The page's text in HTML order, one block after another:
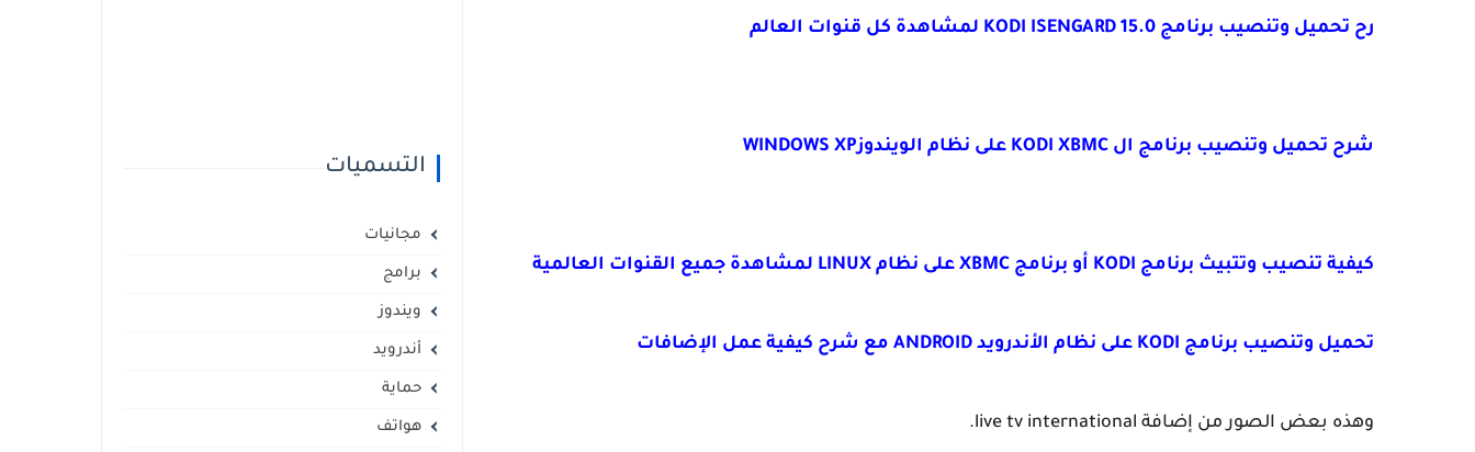
رح تحميل وتنصيب برنامج KODI ISENGARD 15.0 لمشاهدة كل قنوات العالم
شرح تحميل وتنصيب برنامج ال KODI XBMC على نظام الويندوزWINDOWS XP
كيفية تنصيب وتتبيث برنامج KODI أو برنامج XBMC على نظام LINUX لمشاهدة جميع القنوات العالمية
تحميل وتنصيب برنامج KODI على نظام الأندرويد ANDROID مع شرح كيفية عمل الإضافات
وهذه بعض الصور من إضافة live tv international.
التسميات
مجانيات
برامج
ويندوز
أندرويد
حماية
هواتف